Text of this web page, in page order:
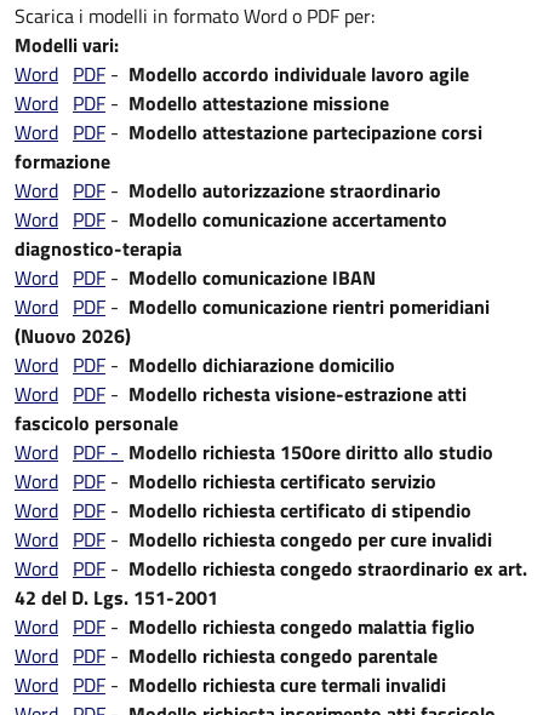
Scarica i modelli in formato Word o PDF per:
Modelli vari:
Word PDF - Modello accordo individuale lavoro agile
Word PDF - Modello attestazione missione
Word PDF - Modello attestazione partecipazione corsi
formazione
Word PDF - Modello autorizzazione straordinario
Word PDF - Modello comunicazione accertamento
diagnostico-terapia
Word PDF - Modello comunicazione IBAN
Word PDF - Modello comunicazione rientri pomeridiani
(Nuovo 2026)
Word PDF - Modello dichiarazione domicilio
Word PDF - Modello richesta visione-estrazione atti
fascicolo personale
Word PDF - Modello richiesta 150ore diritto allo studio
Word PDF - Modello richiesta certificato servizio
Word PDF - Modello richiesta certificato di stipendio
Word PDF - Modello richiesta congedo per cure invalidi
Word PDF - Modello richiesta congedo straordinario ex art.
42 del D. Lgs. 151-2001
Word PDF - Modello richiesta congedo malattia figlio
Word PDF - Modello richiesta congedo parentale
Word PDF - Modello richiesta cure termali invalidi